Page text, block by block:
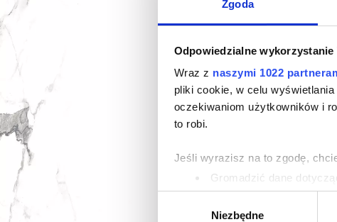
Zgoda
Odpowiedzialne wykorzystanie
Wraz z naszymi 1022
pliki cookie, w celu
oczekiwaniom użytkowników i
to robi.
Jeśli wyrazisz na to zgodę,
Gromadzić dane
Identyfikować Twoje
wirtualny odcisk palca)
Niezbędne